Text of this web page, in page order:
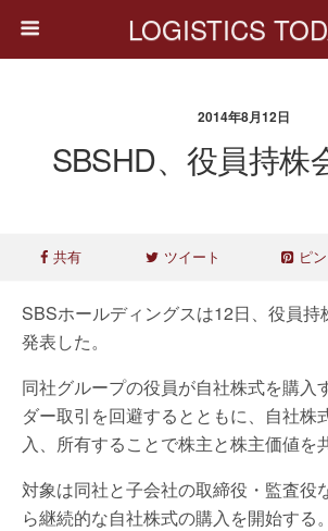
LOGISTICS
2014年8月12日
SBSHD、役員持株
共有 ツイート ピン
SBSホールディングスは12日、役員持
発表した。
同社グループの役員が自社株式を購入
ダー取引を回避するとともに、自社株
入、所有することで株主と株主価値を
対象は同社と子会社の取締役・監査役
ら継続的な自社株式の購入を開始する